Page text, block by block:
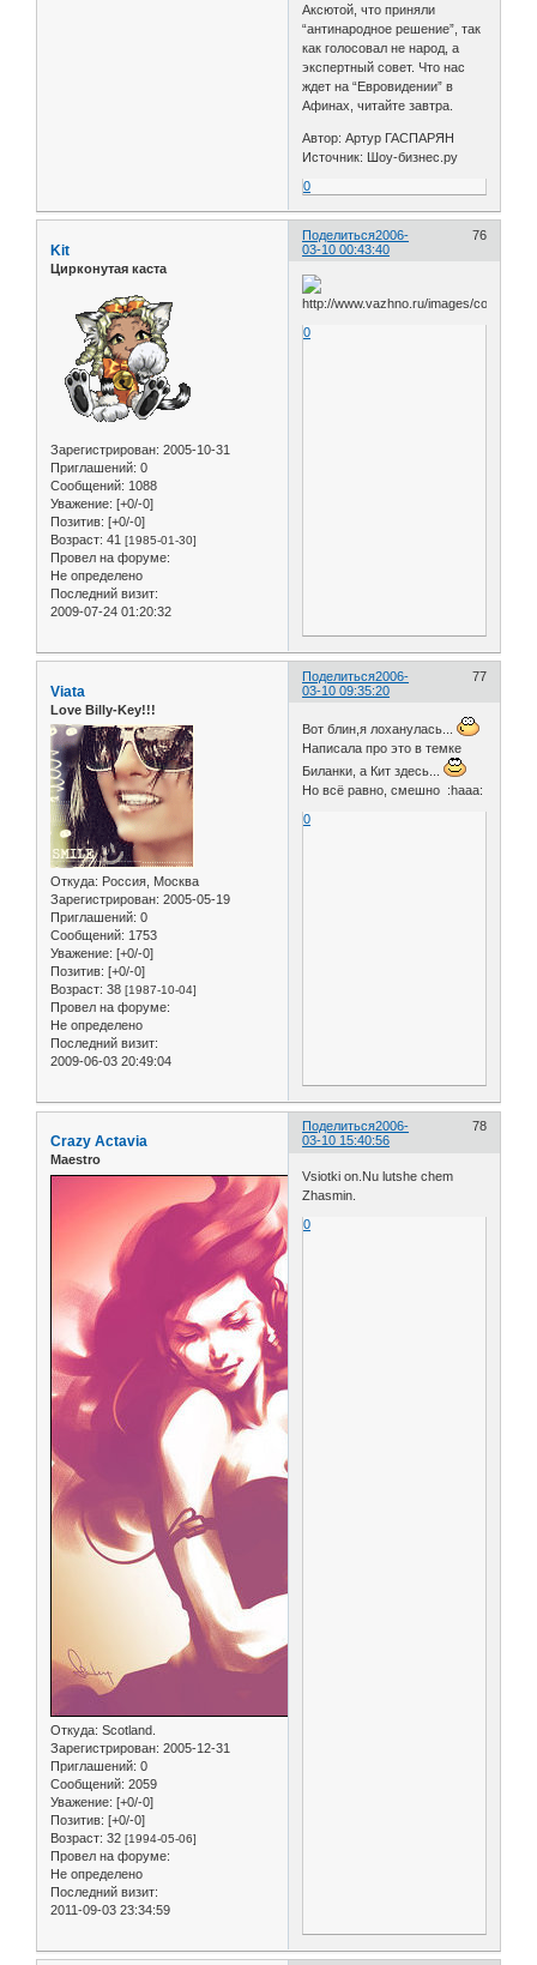
Аксютой, что приняли
“антинародное решение”, так
как голосовал не народ, а
экспертный совет. Что нас
ждет на “Евровидении” в
Афинах, читайте завтра.
Автор: Артур ГАСПАРЯН
Источник: Шоу-бизнес.ру
0
Поделиться 76
2006-
03-10 00:43:40
Kit
Цирконутая каста
Зарегистрирован: 2005-10-31
Приглашений: 0
Сообщений: 1088
Уважение: [+0/-0]
Позитив: [+0/-0]
Возраст: 41 [1985-01-30]
Провел на форуме:
Не определено
Последний визит:
2009-07-24 01:20:32
0
Поделиться 77
2006-
03-10 09:35:20
Viata
Love Billy-Key!!!
Откуда: Россия, Москва
Зарегистрирован: 2005-05-19
Приглашений: 0
Сообщений: 1753
Уважение: [+0/-0]
Позитив: [+0/-0]
Возраст: 38 [1987-10-04]
Провел на форуме:
Не определено
Последний визит:
2009-06-03 20:49:04
Вот блин,я лоханулась...
Написала про это в темке
Биланки, а Кит здесь...
Но всё равно, смешно :haaa:
0
Поделиться 78
2006-
03-10 15:40:56
Crazy Actavia
Maestro
Откуда: Scotland.
Зарегистрирован: 2005-12-31
Приглашений: 0
Сообщений: 2059
Уважение: [+0/-0]
Позитив: [+0/-0]
Возраст: 32 [1994-05-06]
Провел на форуме:
Не определено
Последний визит:
2011-09-03 23:34:59
Vsiotki on.Nu lutshe chem
Zhasmin.
0